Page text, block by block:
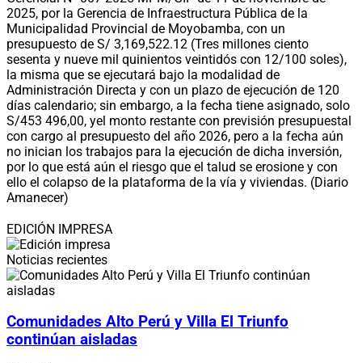
2025, por la Gerencia de Infraestructura Pública de la
Municipalidad Provincial de Moyobamba, con un
presupuesto de S/ 3,169,522.12 (Tres millones ciento
sesenta y nueve mil quinientos veintidós con 12/100 soles),
la misma que se ejecutará bajo la modalidad de
Administración Directa y con un plazo de ejecución de 120
días calendario; sin embargo, a la fecha tiene asignado, solo
S/453 496,00, уel monto restante con previsión presupuestal
con cargo al presupuesto del año 2026, pero a la fecha aún
no inician los trabajos para la ejecución de dicha inversión,
por lo que está aún el riesgo que el talud se erosione y con
ello el colapso de la plataforma de la vía y viviendas. (Diario
Amanecer)
EDICIÓN IMPRESA
Noticias recientes
Comunidades Alto Perú y Villa El Triunfo
continúan aisladas